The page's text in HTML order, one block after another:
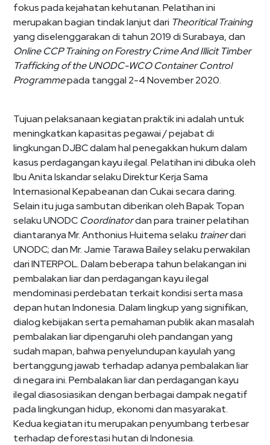
fokus pada kejahatan kehutanan. Pelatihan ini
merupakan bagian tindak lanjut dari Theoritical Training
yang diselenggarakan di tahun 2019 di Surabaya, dan
Online CCP Training on Forestry Crime And Illicit Timber
Trafficking of the UNODC-WCO Container Control
Programmepada tanggal 2-4 November 2020.
Tujuan pelaksanaan kegiatan praktik ini adalah untuk
meningkatkan kapasitas pegawai / pejabat di
lingkungan DJBC dalam hal penegakkan hukum dalam
kasus perdagangan kayu ilegal. Pelatihan ini dibuka oleh
Ibu Anita Iskandar selaku Direktur Kerja Sama
Internasional Kepabeanan dan Cukai secara daring.
Selain itu juga sambutan diberikan oleh Bapak Topan
selaku UNODC Coordinatordan para trainer pelatihan
diantaranya Mr. Anthonius Huitema selaku trainerdari
UNODC; dan Mr. Jamie Tarawa Bailey selaku perwakilan
dari INTERPOL. Dalam beberapa tahun belakangan ini
pembalakan liar dan perdagangan kayu ilegal
mendominasi perdebatan terkait kondisi serta masa
depan hutan Indonesia. Dalam lingkup yang signifikan,
dialog kebijakan serta pemahaman publik akan masalah
pembalakan liar dipengaruhi oleh pandangan yang
sudah mapan, bahwa penyelundupan kayulah yang
bertanggung jawab terhadap adanya pembalakan liar
di negara ini. Pembalakan liar dan perdagangan kayu
ilegal diasosiasikan dengan berbagai dampak negatif
pada lingkungan hidup, ekonomi dan masyarakat.
Kedua kegiatan itu merupakan penyumbang terbesar
terhadap deforestasi hutan di Indonesia.